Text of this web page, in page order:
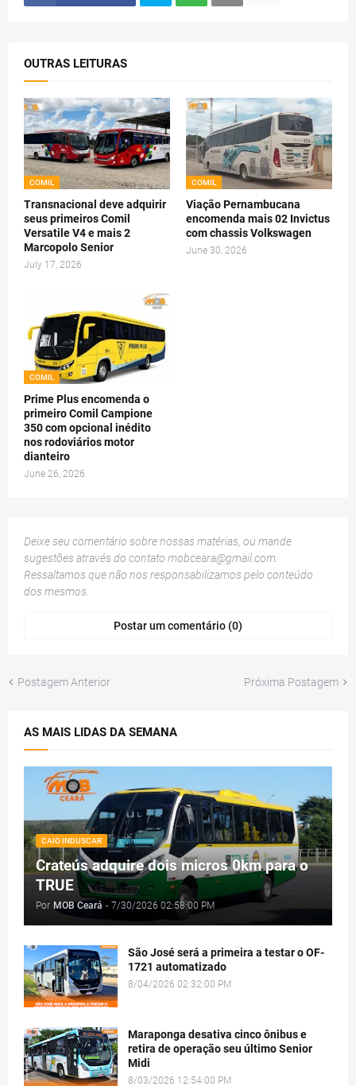
OUTRAS LEITURAS
COMIL
Transnacional deve adquirir
seus primeiros Comil
Versatile V4 e mais 2
Marcopolo Senior
July 17, 2026
COMIL
Viação Pernambucana
encomenda mais 02 Invictus
com chassis Volkswagen
June 30, 2026
COMIL
Prime Plus encomenda o
primeiro Comil Campione
350 com opcional inédito
nos rodoviários motor
dianteiro
June 26, 2026
Deixe seu comentário sobre nossas matérias, ou mande
sugestões através do contato mobceara@gmail.com
Ressaltamos que não nos responsabilizamos pelo conteúdo
dos mesmos.
Postar um comentário (0)
Postagem Anterior Próxima Postagem
AS MAIS LIDAS DA SEMANA
CAIO INDUSCAR
Crateús adquire dois micros 0km para o
TRUE
Por MOB Ceará - 7/30/2026 02:58:00 PM
São José será a primeira a testar o OF-
1721 automatizado
8/04/2026 02:32:00 PM
Maraponga desativa cinco ônibus e
retira de operação seu último Senior
Midi
8/03/2026 12:54:00 PM